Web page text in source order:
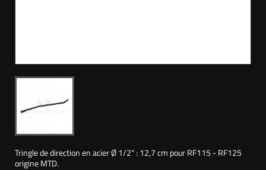
Tringle de direction en acier Ø 1/2" : 12,7 cm pour RF115 - RF125
origine MTD.